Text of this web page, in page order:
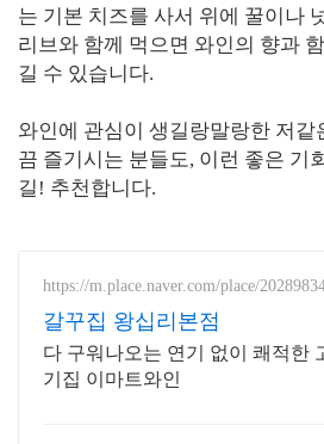
는 기본 치즈를 사서 위에 꿀이나
리브와 함께 먹으면 와인의 향과
길 수 있습니다.
와인에 관심이 생길랑말랑한 저같
끔 즐기시는 분들도, 이런 좋은 기
길! 추천합니다.
https://m.place.naver.com/place/
갈꾸집 왕십리본점
다 구워나오는 연기 없이 쾌적한
기집 이마트와인